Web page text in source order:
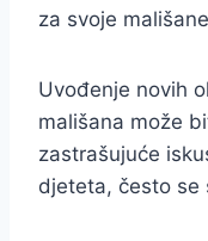
za svoje
Uvođenje novih
mališana može
zastrašujuće
djeteta, često se